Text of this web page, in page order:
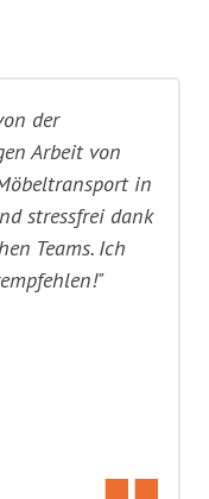
der
Arbeit von
in
stressfrei dank
Teams. Ich